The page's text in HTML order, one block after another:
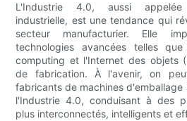
L'Industrie 4.0, aussi appelée
industrielle, est une tendance qui
secteur manufacturier. Elle
technologies avancées telles
computing et l'Internet des objets
de fabrication. À l'avenir, on
fabricants de machines
l'Industrie 4.0, conduisant à des
plus interconnectés, intelligents et